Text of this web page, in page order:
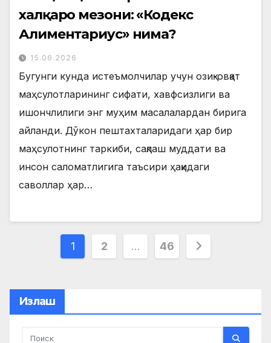
халқаро мезони: «Кодекс
Алиментариус» нима?
15.06.2026
Бугунги кунда истеъмолчилар учун озиқ-овқат
маҳсулотларининг сифати, хавфсизлиги ва
ишончлилиги энг муҳим масалалардан бирига
айланди. Дўкон пештахталаридаги ҳар бир
маҳсулотнинг таркиби, сақлаш муддати ва
инсон саломатлигига таъсири ҳақидаги
саволлар ҳар…
Posts
1 2 … 46
Излаш